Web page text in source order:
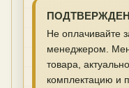
Не оплачивайте
менеджером.
товара,
комплектацию и